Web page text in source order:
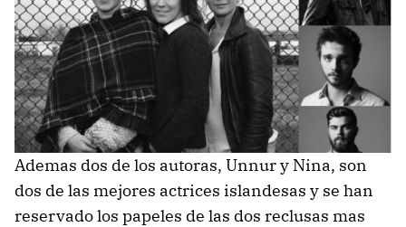
Ademas dos de los autoras, Unnur y Nina, son
dos de las mejores actrices islandesas y se han
reservado los papeles de las dos reclusas mas